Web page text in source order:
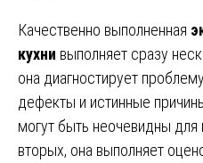
Качественно выполненная
кухни выполняет сразу
она диагностирует
дефекты и истинные
могут быть неочевидны
вторых, она выполняет